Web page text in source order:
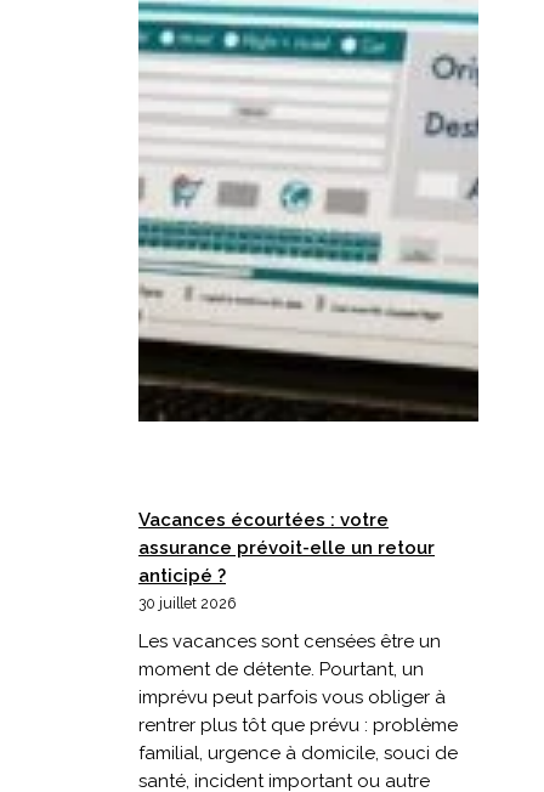
Vacances écourtées : votre
assurance prévoit-elle un retour
anticipé ?
30 juillet 2026
Les vacances sont censées être un
moment de détente. Pourtant, un
imprévu peut parfois vous obliger à
rentrer plus tôt que prévu : problème
familial, urgence à domicile, souci de
santé, incident important ou autre